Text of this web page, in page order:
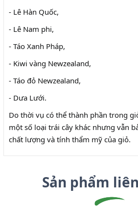
- Lê Hàn Quốc,
- Lê Nam phi,
- Táo Xanh Pháp,
- Kiwi vàng Newzealand,
- Táo đỏ Newzealand,
- Dưa Lưới.
Do thời vụ có thể thành phần trong
một số loại trái cây khác nhưng vẫn
chất lượng và tính thẩm mỹ của giỏ.
Sản phẩm